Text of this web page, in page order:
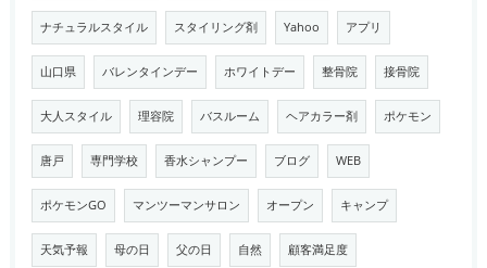
ナチュラルスタイル スタイリング剤 Yahoo アプリ
山口県 バレンタインデー ホワイトデー 整骨院 接骨院
大人スタイル 理容院 バスルーム ヘアカラー剤 ポケモン
唐戸 専門学校 香水シャンプー ブログ WEB
ポケモンGO マンツーマンサロン オープン キャンプ
天気予報 母の日 父の日 自然 顧客満足度